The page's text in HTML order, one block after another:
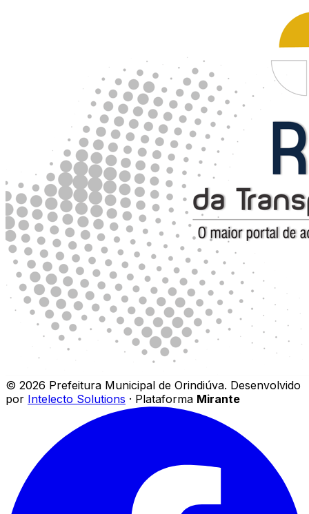
© 2026 Prefeitura Municipal de Orindiúva. Desenvolvido
por Intelecto Solutions · Plataforma Mirante